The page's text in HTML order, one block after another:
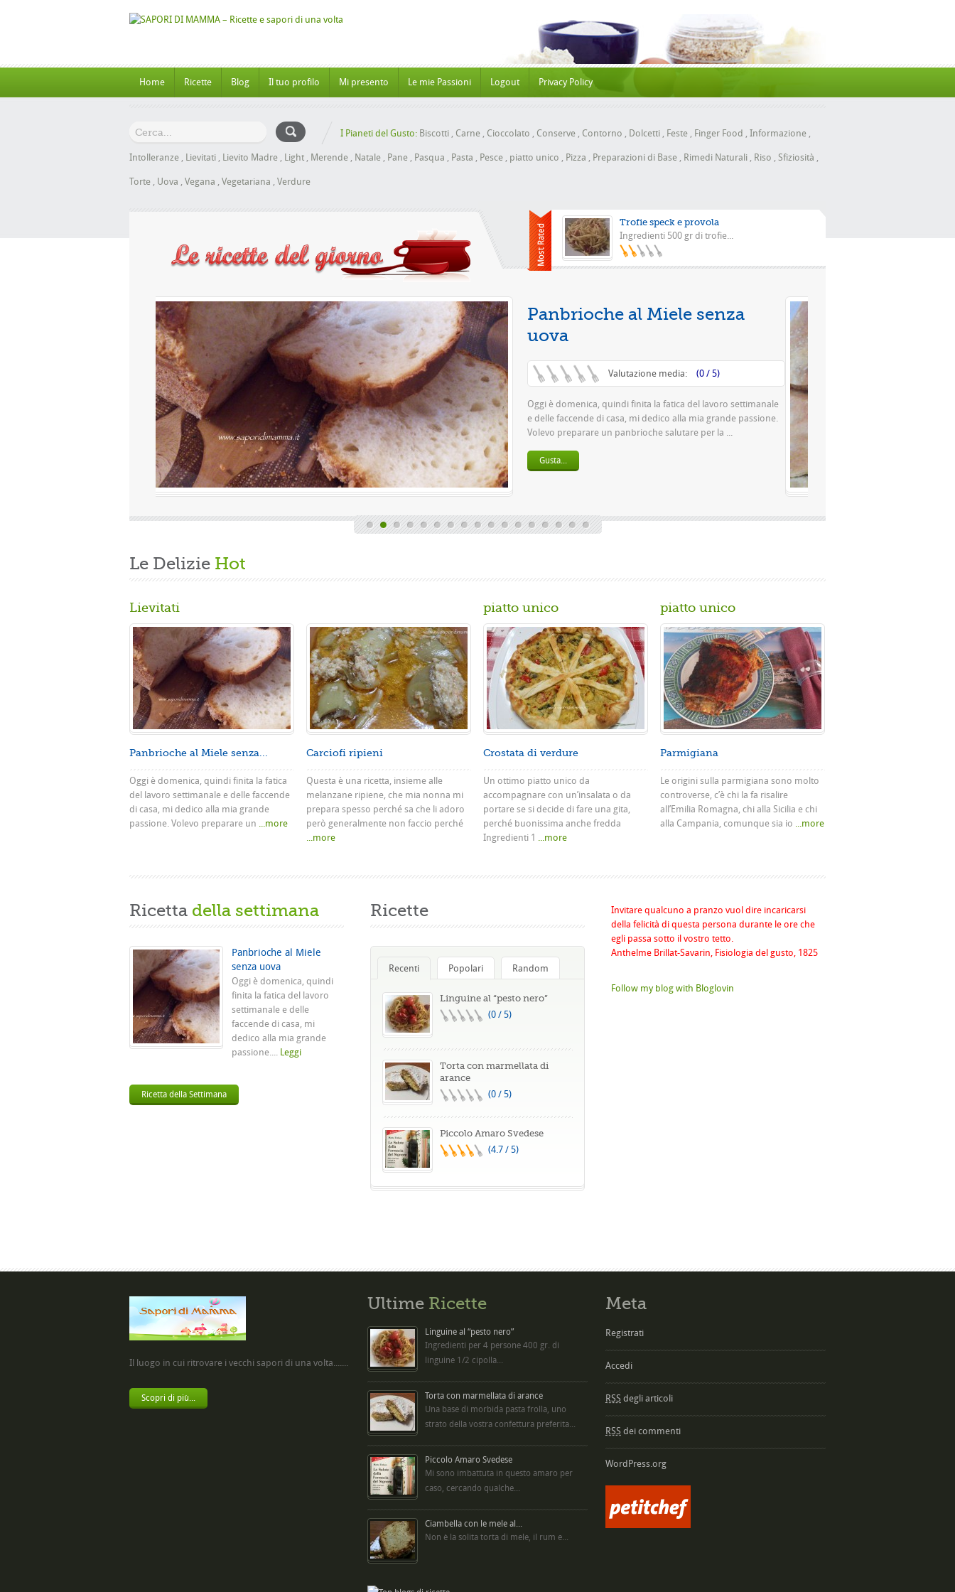
Home Ricette Blog Il tuo profilo Mi presento Le mie Passioni Logout Privacy Policy
I Pianeti del Gusto: Biscotti , Carne , Cioccolato , Conserve , Contorno , Dolcetti , Feste , Finger Food , Informazione ,
Intolleranze , Lievitati , Lievito Madre , Light , Merende , Natale , Pane , Pasqua , Pasta , Pesce , piatto unico , Pizza , Preparazioni di Base , Rimedi Naturali , Riso , Sfiziosità ,
Torte , Uova , Vegana , Vegetariana , Verdure
Trofie speck e provola
Ingredienti 500 gr di trofie...
Panbrioche al Miele senza
Valutazione media: (0 / 5)
Oggi è domenica, quindi finita la fatica del lavoro settimanale
e delle faccende di casa, mi dedico alla mia grande passione.
Volevo preparare un panbrioche salutare per la ...
Pizza con la scarola
Valutazione media:
Questa è una pizza famosissima a Napoli Ingredienti Per la
pasta 500 g di farina rimacinata a pietra 0 10 g di lievito di
Gusta...
Le Delizie Hot
Lievitati
Panbrioche al Miele senza...
Oggi è domenica, quindi finita la fatica
del lavoro settimanale e delle faccende
di casa, mi dedico alla mia grande
passione. Volevo preparare un ...more
Carciofi ripieni
Questa è una ricetta, insieme alle
melanzane ripiene, che mia nonna mi
prepara spesso perché sa che li adoro
però generalmente non faccio perché
...more
piatto unico
Crostata di verdure
Un ottimo piatto unico da
accompagnare con un’insalata o da
portare se si decide di fare una gita,
perché buonissima anche fredda
Ingredienti 1 ...more
piatto unico
Parmigiana
Le origini sulla parmigiana sono molto
controverse, c’è chi la fa risalire
all’Emilia Romagna, chi alla Sicilia e chi
alla Campania, comunque sia io ...more
Ricetta della settimana
Panbrioche al Miele
senza uova
Oggi è domenica, quindi
finita la fatica del lavoro
settimanale e delle
faccende di casa, mi
dedico alla mia grande
passione.... Leggi
Ricetta della Settimana
Ricette
Recenti Popolari Random
Linguine al “pesto nero”
(0 / 5)
Torta con marmellata di
arance
(0 / 5)
Piccolo Amaro Svedese
(4.7 / 5)
Invitare qualcuno a pranzo vuol dire incaricarsi
della felicità di questa persona durante le ore che
egli passa sotto il vostro tetto.
Anthelme Brillat-Savarin, Fisiologia del gusto, 1825
Follow my blog with Bloglovin
Il luogo in cui ritrovare i vecchi sapori di una volta.......
Scopri di più...
Ultime Ricette
Linguine al “pesto nero”
Ingredienti per 4 persone 400 gr. di
linguine 1/2 cipolla...
Torta con marmellata di arance
Una base di morbida pasta frolla, uno
strato della vostra confettura preferita...
Piccolo Amaro Svedese
Mi sono imbattuta in questo amaro per
caso, cercando qualche...
Ciambella con le mele al...
Non è la solita torta di mele, il rum e...
Meta
Registrati
Accedi
RSS degli articoli
RSS dei commenti
WordPress.org